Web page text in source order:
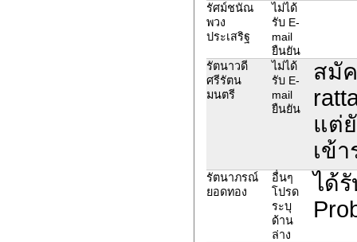
รัศม์ชนัณ
พวง
ประเสริฐ
ไม่ได้
รับ E-
mail
ยืนยัน
รัตนาวดี
ศรีรัตน
มนตรี
ไม่ได้
รับ E-
mail
ยืนยัน
สมั
แต่
เข้
รัตนาภรณ์
ยอดทอง
อื่นๆ
โปรด
ระบุ
ด้าน
ล่าง
ได้